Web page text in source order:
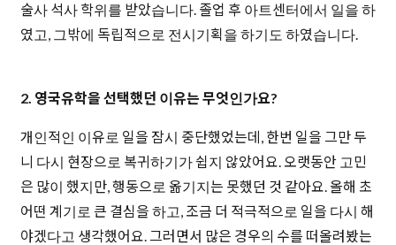
술사 석사 학위를 받았습니다. 졸업 후 아트센터에서 일을 하
였고, 그밖에 독립적으로 전시기획을 하기도 하였습니다.
2. 영국유학을 선택했던 이유는 무엇인가요?
개인적인 이유로 일을 잠시 중단했었는데, 한번 일을 그만 두
니 다시 현장으로 복귀하기가 쉽지 않았어요. 오랫동안 고민
은 많이 했지만, 행동으로 옮기지는 못했던 것 같아요. 올해 초
어떤 계기로 큰 결심을 하고, 조금 더 적극적으로 일을 다시 해
야겠다고 생각했어요. 그러면서 많은 경우의 수를 떠올려봤는